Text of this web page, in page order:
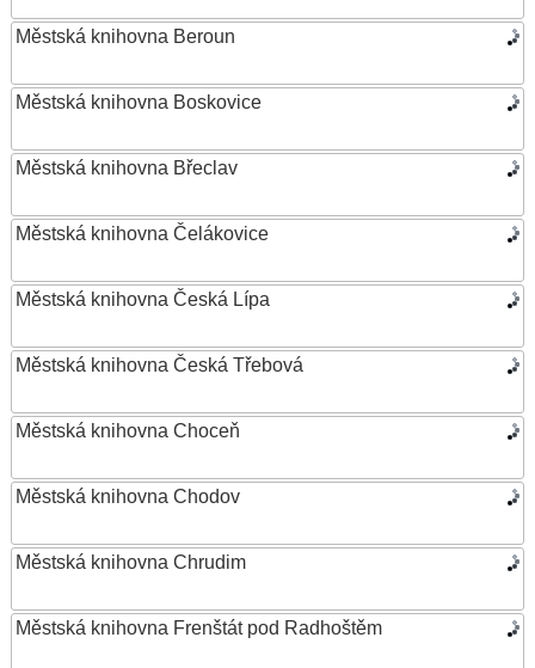
Městská knihovna Beroun
Městská knihovna Boskovice
Městská knihovna Břeclav
Městská knihovna Čelákovice
Městská knihovna Česká Lípa
Městská knihovna Česká Třebová
Městská knihovna Choceň
Městská knihovna Chodov
Městská knihovna Chrudim
Městská knihovna Frenštát pod Radhoštěm